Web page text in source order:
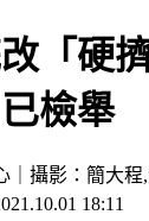
「硬
檢舉
｜攝影：簡大程
18:11